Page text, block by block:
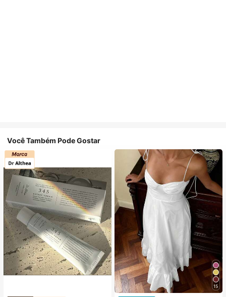
Você Também Pode Gostar
15